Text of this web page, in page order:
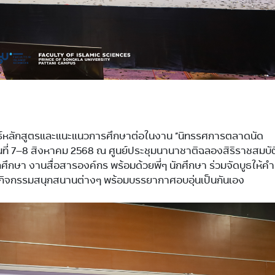
กสูตรและแนะแนวการศึกษาต่อในงาน “นิทรรศการตลาดนัด
7–8 สิงหาคม 2568 ณ ศูนย์ประชุมนานาชาติฉลองสิริราชสม
กษา งานสื่อสารองค์กร พร้อมด้วยพี่ๆ นักศึกษา ร่วมจัดบูธให้คำ
จกรรมสนุกสนานต่างๆ พร้อมบรรยากาศอบอุ่นเป็นกันเอง